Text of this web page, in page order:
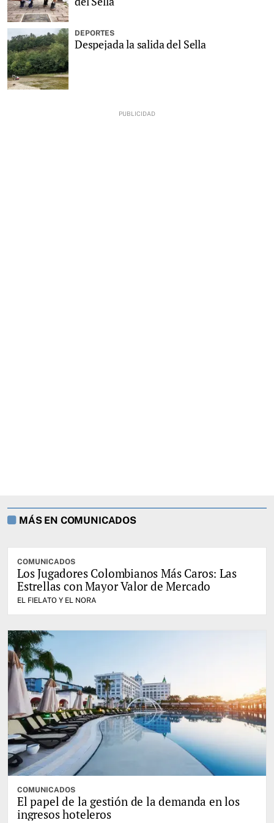
DEPORTES
Despejada la salida del Sella
MÁS EN COMUNICADOS
COMUNICADOS
Los Jugadores Colombianos Más Caros: Las
Estrellas con Mayor Valor de Mercado
EL FIELATO Y EL NORA
COMUNICADOS
El papel de la gestión de la demanda en los
ingresos hoteleros